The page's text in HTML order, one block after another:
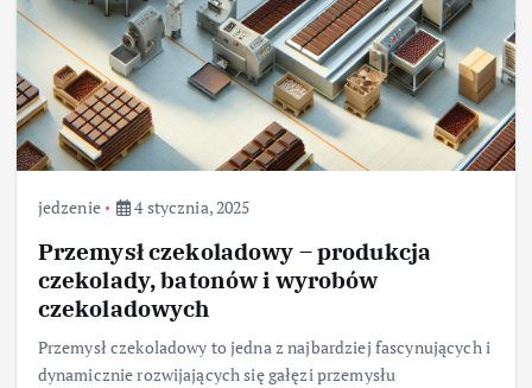
jedzenie 4 stycznia, 2025
Przemysł czekoladowy – produkcja
czekolady, batonów i wyrobów
czekoladowych
Przemysł czekoladowy to jedna z najbardziej fascynujących i
dynamicznie rozwijających się gałęzi przemysłu